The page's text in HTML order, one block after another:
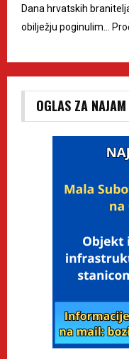
Dana hrvatskih
obilježju poginulim…
OGLAS ZA NAJAM